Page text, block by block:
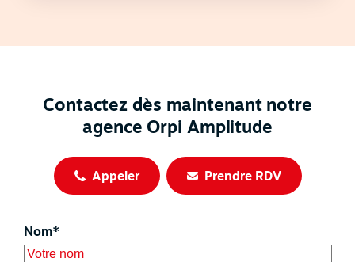
Contactez dès maintenant notre
agence Orpi Amplitude
Appeler Prendre RDV
Nom*